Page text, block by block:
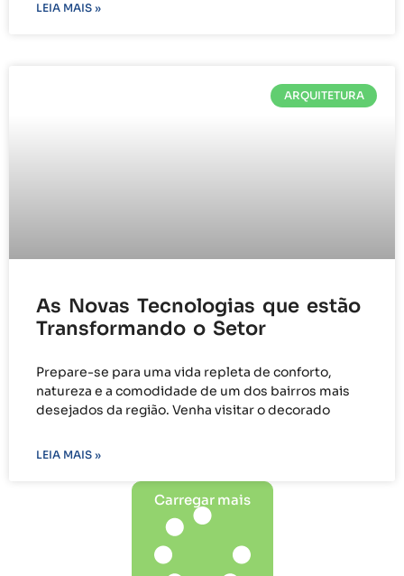
LEIA MAIS »
ARQUITETURA
As Novas Tecnologias que estão
Transformando o Setor
Prepare-se para uma vida repleta de conforto,
natureza e a comodidade de um dos bairros mais
desejados da região. Venha visitar o decorado
LEIA MAIS »
Carregar mais